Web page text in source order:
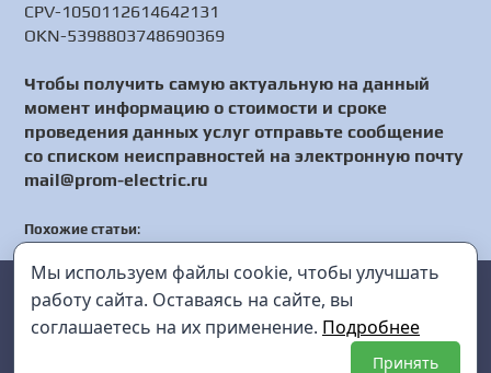
CPV-1050112614642131
OKN-5398803748690369
Чтобы получить самую актуальную на данный
момент информацию о стоимости и сроке
проведения данных услуг отправьте сообщение
со списком неисправностей на электронную почту
mail@prom-electric.ru
Похожие статьи:
PNA - Сервис HM110-PNA
[РЕМОНТ] АКИП-1117 - источник питания постоянного тока
программируемый - Настройка АКИП-1117 - Сервис АКИП-1117
Prom Electric г. Санкт-Петербург
mail@prom-electric.ru +7 (812) 952-38-45
Мы используем файлы cookie, чтобы улучшать
работу сайта. Оставаясь на сайте, вы
соглашаетесь на их применение. Подробнее
Принять